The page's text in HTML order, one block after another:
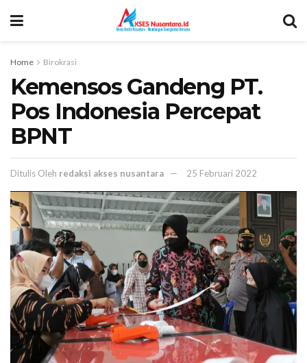
Home Birokrasi
Kemensos Gandeng PT.
Pos Indonesia Percepat
BPNT
Ditulis Oleh redaksi akses nusantara 25 Februari 2022